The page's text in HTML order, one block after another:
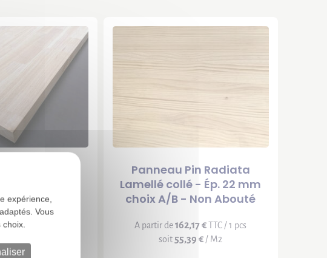
mm Abouté
€TTC / 1 pcs
€/ M2
Panneau Pin Radiata
Lamellé collé - Ép. 22 mm
choix A/B - Non Abouté
A partir de162,17 €TTC / 1 pcs
soit 55,39 € / M2
expérience,
Vous
choix.